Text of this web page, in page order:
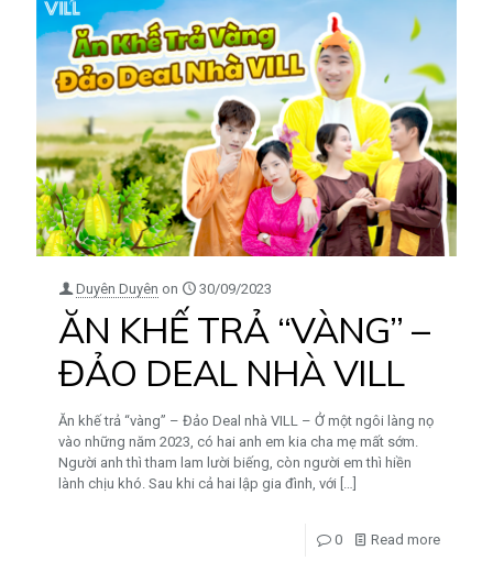
Duyên Duyên on 30/09/2023
ĂN KHẾ TRẢ “VÀNG” –
ĐẢO DEAL NHÀ VILL
Ăn khế trả “vàng” – Đảo Deal nhà VILL – Ở một ngôi làng nọ
vào những năm 2023, có hai anh em kia cha mẹ mất sớm.
Người anh thì tham lam lười biếng, còn người em thì hiền
lành chịu khó. Sau khi cả hai lập gia đình, với
0 Read more